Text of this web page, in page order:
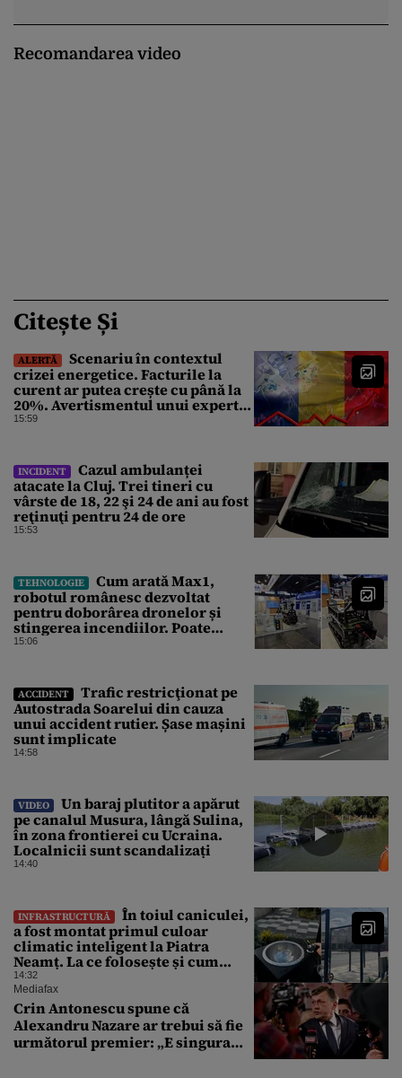
Recomandarea video
Citește Și
ALERTĂ
Scenariu în contextul
crizei energetice. Facturile la
curent ar putea crește cu până la
20%. Avertismentul unui expert
în energie
15:59
INCIDENT
Cazul ambulanței
atacate la Cluj. Trei tineri cu
vârste de 18, 22 şi 24 de ani au fost
reţinuţi pentru 24 de ore
15:53
TEHNOLOGIE
Cum arată Max1,
robotul românesc dezvoltat
pentru doborârea dronelor și
stingerea incendiilor. Poate
transporta încărcături de până la
15:06
ACCIDENT
Trafic restricţionat pe
Autostrada Soarelui din cauza
unui accident rutier. Șase mașini
sunt implicate
14:58
VIDEO
Un baraj plutitor a apărut
pe canalul Musura, lângă Sulina,
în zona frontierei cu Ucraina.
Localnicii sunt scandalizați
14:40
INFRASTRUCTURĂ
În toiul caniculei,
a fost montat primul culoar
climatic inteligent la Piatra
Neamț. La ce folosește și cum
arată
14:32
Mediafax
Crin Antonescu spune că
Alexandru Nazare ar trebui să fie
următorul premier: „E singura